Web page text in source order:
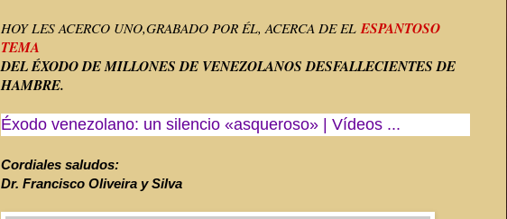
HOY LES ACERCO UNO,GRABADO POR ÉL, ACERCA DE EL ESPANTOSO
TEMA
DEL ÉXODO DE MILLONES DE VENEZOLANOS DESFALLECIENTES DE
HAMBRE.
Éxodo venezolano: un silencio «asqueroso» | Vídeos ...
Cordiales saludos:
Dr. Francisco Oliveira y Silva